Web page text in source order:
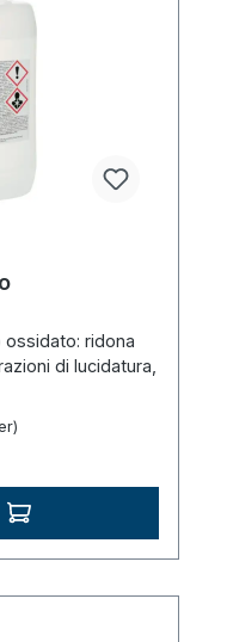
ridona
di lucidatura,